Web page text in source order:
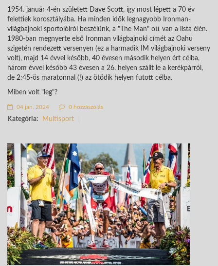
1954. január 4-én született Dave Scott, így most lépett a 70 év
felettiek korosztályába. Ha minden idők legnagyobb Ironman-
világbajnoki sportolóiról beszélünk, a "The Man" ott van a lista élén.
1980-ban megnyerte első Ironman világbajnoki címét az Oahu
szigetén rendezett versenyen (ez a harmadik IM világbajnoki verseny
volt), majd 14 évvel később, 40 évesen második helyen ért célba,
három évvel később 43 évesen a 26. helyen szállt le a kerékpárról,
de 2:45-ös maratonnal (!) az ötödik helyen futott célba.
Miben volt "leg"?
04 jan. 2024 0 hozzászólás
Kategória: Multisport